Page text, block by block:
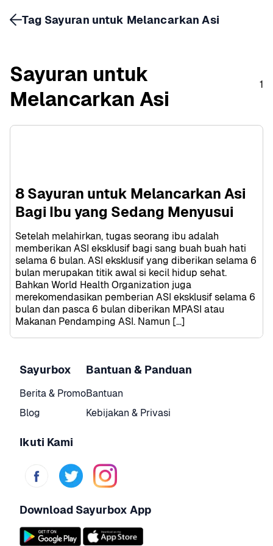
Sayuran untuk
Melancarkan Asi
1
8 Sayuran untuk Melancarkan Asi
Bagi Ibu yang Sedang Menyusui
Setelah melahirkan, tugas seorang ibu adalah
memberikan ASI eksklusif bagi sang buah buah hati
selama 6 bulan. ASI eksklusif yang diberikan selama 6
bulan merupakan titik awal si kecil hidup sehat.
Bahkan World Health Organization juga
merekomendasikan pemberian ASI eksklusif selama 6
bulan dan pasca 6 bulan diberikan MPASI atau
Makanan Pendamping ASI. Namun […]
Sayurbox
Berita & Promo
Blog
Bantuan & Panduan
Bantuan
Kebijakan & Privasi
Ikuti Kami
Download Sayurbox App
Tag Sayuran untuk Melancarkan Asi